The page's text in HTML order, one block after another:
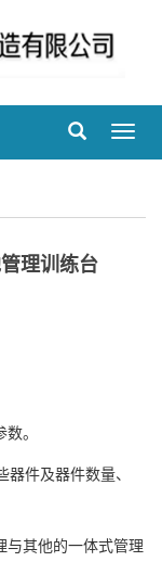
理训练台
。
件及器件数量、
与其他的一体式管理